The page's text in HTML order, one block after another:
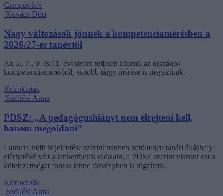
Campus life
Kovács Dóri
Nagy változások jönnek a kompetenciamérésben a
2026/27-es tanévtől
Az 5., 7., 9. és 11. évfolyam teljesen kikerül az országos
kompetenciamérésből, és több tárgy mérése is megszűnik.
Közoktatás
Szöllősi Anna
PDSZ: „A pedagógushiányt nem elrejteni kell,
hanem megoldani”
Lannert Judit bejelentése szerint minden betöltetlen tanári álláshely
elérhetővé vált a tankerületek oldalain, a PDSZ szerint viszont ezt a
kötelezettséget fontos lenne törvényben is rögzíteni.
Közoktatás
Szöllősi Anna